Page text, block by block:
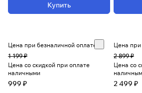
Купить
Цена при безналичной оплате
1 199 ₽
Цена со скидкой при оплате
наличными
999 ₽
Цена при
2 899 ₽
Цена со
2 499 ₽